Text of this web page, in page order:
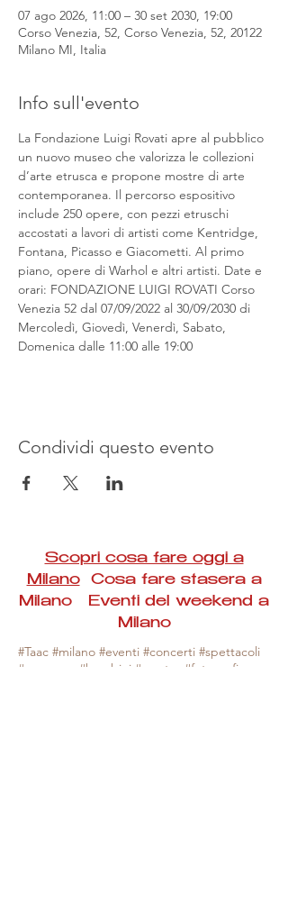
07 ago 2026, 11:00 – 30 set 2030, 19:00
Corso Venezia, 52, Corso Venezia, 52, 20122
Milano MI, Italia
Info sull'evento
La Fondazione Luigi Rovati apre al pubblico
un nuovo museo che valorizza le collezioni
d’arte etrusca e propone mostre di arte
contemporanea. Il percorso espositivo
include 250 opere, con pezzi etruschi
accostati a lavori di artisti come Kentridge,
Fontana, Picasso e Giacometti. Al primo
piano, opere di Warhol e altri artisti. Date e
orari: FONDAZIONE LUIGI ROVATI Corso
Venezia 52 dal 07/09/2022 al 30/09/2030 di
Mercoledì, Giovedì, Venerdì, Sabato,
Domenica dalle 11:00 alle 19:00
Condividi questo evento
Scopri cosa fare oggi a
MilanoCosa fare stasera a
Milano Eventi del weekend a
Milano
#Taac #milano #eventi #concerti #spettacoli
#rassegne #bambini #mostre #fotografia